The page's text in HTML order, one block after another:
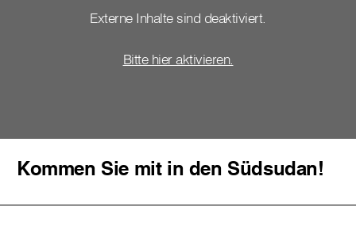
Externe Inhalte sind deaktiviert.
Bitte hier aktivieren.
Kommen Sie mit in den Südsudan!